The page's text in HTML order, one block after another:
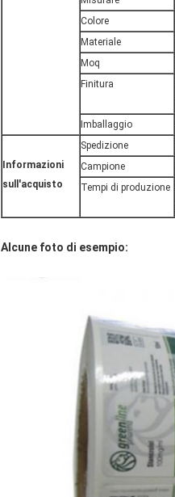
Colore
Materiale
Moq
Finitura
Imballaggio
Informazioni
sull'acquisto
Spedizione
Campione
Tempi di produzione
Alcune foto di esempio: